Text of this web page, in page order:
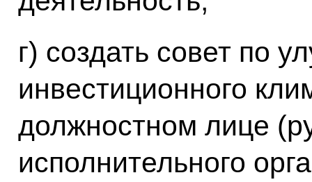
г) создать совет по
инвестиционного
должностном лице
исполнительного